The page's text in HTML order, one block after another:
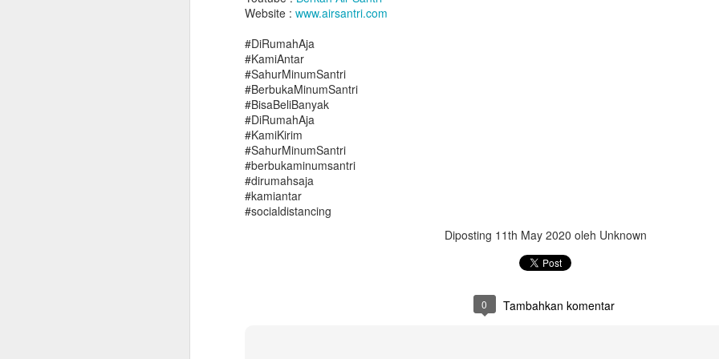
Website : www.airsantri.com
#DiRumahAja
#KamiAntar
#SahurMinumSantri
#BerbukaMinumSantri
#BisaBeliBanyak
#DiRumahAja
#KamiKirim
#SahurMinumSantri
#berbukaminumsantri
#dirumahsaja
#kamiantar
#socialdistancing
Diposting 11th May 2020 oleh Unknown
0 Tambahkan komentar